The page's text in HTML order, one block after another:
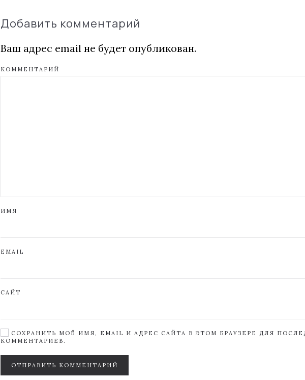
Добавить комментарий
Ваш адрес email не будет опубликован.
КОММЕНТАРИЙ
ИМЯ
EMAIL
САЙТ
СОХРАНИТЬ МОЁ ИМЯ, EMAIL И АДРЕС САЙТА В ЭТОМ БРАУЗЕРЕ ДЛЯ
КОММЕНТАРИЕВ.
ОТПРАВИТЬ КОММЕНТАРИЙ